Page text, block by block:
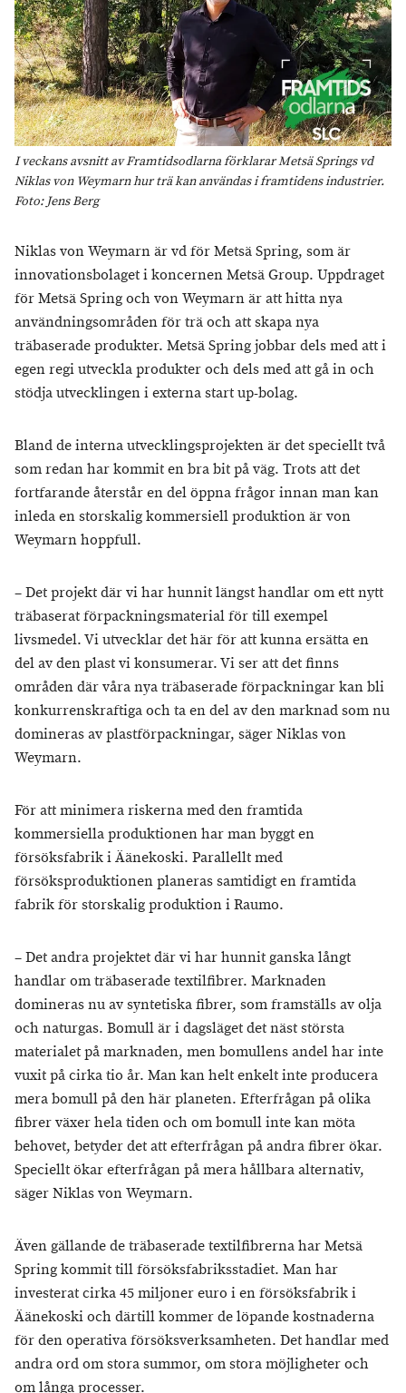
I veckans avsnitt av Framtidsodlarna förklarar Metsä Springs vd
Niklas von Weymarn hur trä kan användas i framtidens industrier.
Foto: Jens Berg
Niklas von Weymarn är vd för Metsä Spring, som är
innovationsbolaget i koncernen Metsä Group. Uppdraget
för Metsä Spring och von Weymarn är att hitta nya
användningsområden för trä och att skapa nya
träbaserade produkter. Metsä Spring jobbar dels med att i
egen regi utveckla produkter och dels med att gå in och
stödja utvecklingen i externa start up-bolag.
Bland de interna utvecklingsprojekten är det speciellt två
som redan har kommit en bra bit på väg. Trots att det
fortfarande återstår en del öppna frågor innan man kan
inleda en storskalig kommersiell produktion är von
Weymarn hoppfull.
– Det projekt där vi har hunnit längst handlar om ett nytt
träbaserat förpackningsmaterial för till exempel
livsmedel. Vi utvecklar det här för att kunna ersätta en
del av den plast vi konsumerar. Vi ser att det finns
områden där våra nya träbaserade förpackningar kan bli
konkurrenskraftiga och ta en del av den marknad som nu
domineras av plastförpackningar, säger Niklas von
Weymarn.
För att minimera riskerna med den framtida
kommersiella produktionen har man byggt en
försöksfabrik i Äänekoski. Parallellt med
försöksproduktionen planeras samtidigt en framtida
fabrik för storskalig produktion i Raumo.
– Det andra projektet där vi har hunnit ganska långt
handlar om träbaserade textilfibrer. Marknaden
domineras nu av syntetiska fibrer, som framställs av olja
och naturgas. Bomull är i dagsläget det näst största
materialet på marknaden, men bomullens andel har inte
vuxit på cirka tio år. Man kan helt enkelt inte producera
mera bomull på den här planeten. Efterfrågan på olika
fibrer växer hela tiden och om bomull inte kan möta
behovet, betyder det att efterfrågan på andra fibrer ökar.
Speciellt ökar efterfrågan på mera hållbara alternativ,
säger Niklas von Weymarn.
Även gällande de träbaserade textilfibrerna har Metsä
Spring kommit till försöksfabriksstadiet. Man har
investerat cirka 45 miljoner euro i en försöksfabrik i
Äänekoski och därtill kommer de löpande kostnaderna
för den operativa försöksverksamheten. Det handlar med
andra ord om stora summor, om stora möjligheter och
om långa processer.